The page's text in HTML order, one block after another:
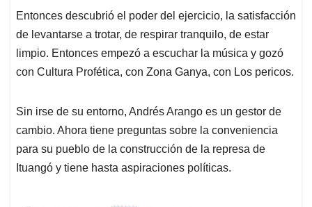
Entonces descubrió el poder del ejercicio, la satisfacción
de levantarse a trotar, de respirar tranquilo, de estar
limpio. Entonces empezó a escuchar la música y gozó
con Cultura Profética, con Zona Ganya, con Los pericos.
Sin irse de su entorno, Andrés Arango es un gestor de
cambio. Ahora tiene preguntas sobre la conveniencia
para su pueblo de la construcción de la represa de
Ituangó y tiene hasta aspiraciones políticas.